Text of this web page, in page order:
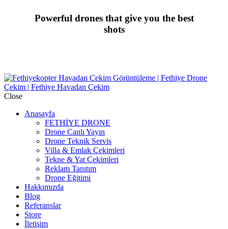
Powerful drones that give you the best
shots
Close
Anasayfa
FETHİYE DRONE
Drone Canlı Yayın
Drone Teknik Servis
Villa & Emlak Çekimleri
Tekne & Yat Çekimleri
Reklam Tanıtım
Drone Eğitimi
Hakkımızda
Blog
Referanslar
Store
İletişim